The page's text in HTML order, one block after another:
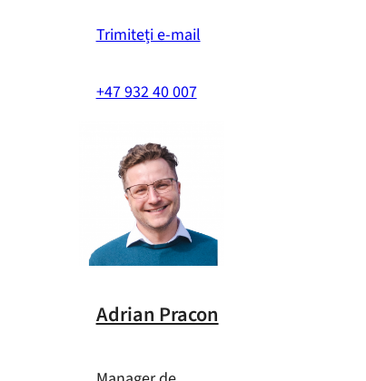
Trimiteți e-mail
+47 932 40 007
Adrian Pracon